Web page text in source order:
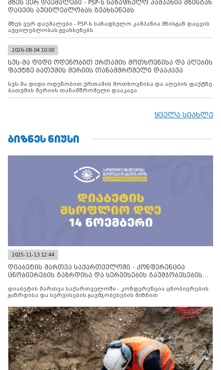
მზეს ვერ დაემალები - PSP-ს საზაფხულო კამპანია მზისგან
დაცვის აუცილებლობას გვახსენებს
მზეს ვერ დაემალები - PSP-ს საზაფხულო კამპანია მზისგან დაცვის
აუცილებლობას გვახსენებს
2026-08-04 10:00
სუს-მა დიდი ოდენობით ქრთამის მოთხოვნისა და აღების
ფაქტზე ბათუმის მერიის თანამშრომელი დააკავა
სუს-მა დიდი ოდენობით ქრთამის მოთხოვნისა და აღების ფაქტზე
ბათუმის მერიის თანამშრომელი დააკავა
ყველა სიახლე
ᲑᲘᲖᲜᲔᲡ ᲜᲘᲣᲡᲘ
2025-11-13 12:44
დიაბეტის მართვა საქართველოში - კონფერენცია
ცნობიერების გაზრდისა და სერვისების გაუმჯობესების
დიაბეტის მართვა საქართველოში - კონფერენცია ცნობიერების
გაზრდისა და სერვისების გაუმჯობესების მიზნით